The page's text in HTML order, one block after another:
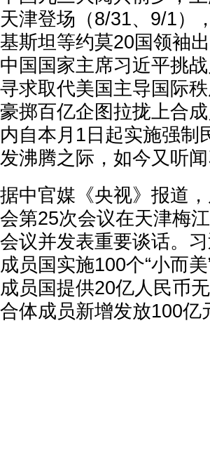
天津登场（8/31、9/1）
基斯坦等约莫20国领袖
中国国家主席习近平挑
寻求取代美国主导国际
豪掷百亿企图拉拢上合
内自本月1日起实施强制
发沸腾之际，如今又听
据中官媒《央视》报道
会第25次会议在天津梅
会议并发表重要谈话。
成员国实施100个“小而
成员国提供20亿人民币
合体成员新增发放100亿